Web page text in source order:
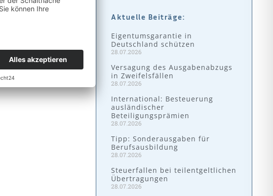
Aktuelle Beiträge:
Eigentumsgarantie in
Deutschland schützen
28.07.2026
Versagung des Ausgabenabzugs
in Zweifelsfällen
28.07.2026
International: Besteuerung
ausländischer
Beteiligungsprämien
28.07.2026
Tipp: Sonderausgaben für
Berufsausbildung
28.07.2026
Steuerfallen bei teilentgeltlichen
Übertragungen
28.07.2026